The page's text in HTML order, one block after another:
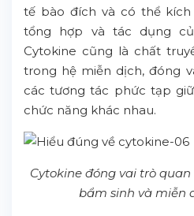
tế bào đích và có thể
tổng hợp và tác dụng
Cytokine cũng là chất
trong hệ miễn dịch, đóng
các tương tác phức tạp
chức năng khác nhau.
Cytokine đóng vai trò
bẩm sinh và miễn